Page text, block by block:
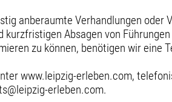
anberaumte Verhandlungen oder
kurzfristigen Absagen von
zu können, benötigen wir eine
www.leipzig-erleben.com,
erleben.com.